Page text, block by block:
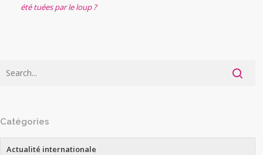
été tuées par le loup ?
Catégories
Actualité internationale